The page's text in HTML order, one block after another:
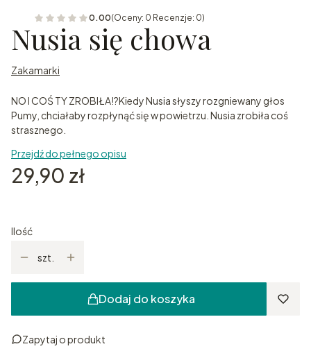
0.00(Oceny: 0 Recenzje: 0)
Nusia się chowa
Zakamarki
NO I COŚ TY ZROBIŁA!?Kiedy Nusia słyszy rozgniewany głos
Pumy, chciałaby rozpłynąć się w powietrzu. Nusia zrobiła coś
strasznego.
Przejdź do pełnego opisu
Cena
29,90 zł
Ilość
szt.
Dodaj do koszyka
Zapytaj o produkt